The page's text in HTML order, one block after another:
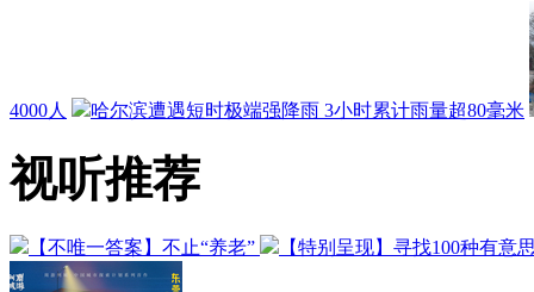
4000人 哈尔滨遭遇短时极端强降雨 3小时累计雨量超80毫米
视听推荐
【不唯一答案】不止“养老” 【特别呈现】寻找100种有意